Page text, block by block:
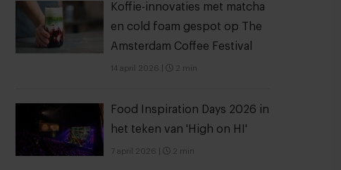
Koffie-innovaties met matcha
en cold foam gespot op The
Amsterdam Coffee Festival
14 april 2026 2 min
Food Inspiration Days 2026 in
het teken van 'High on HI'
7 april 2026 2 min